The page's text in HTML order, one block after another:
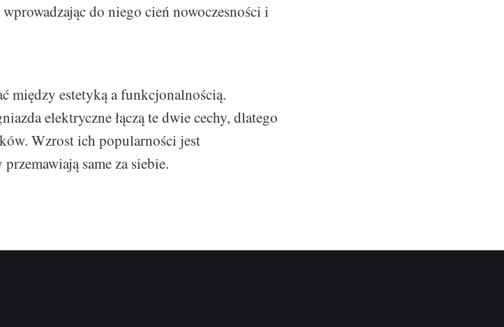
do niego cień nowoczesności i
między estetyką a funkcjonalnością.
elektryczne łączą te dwie cechy, dlatego
Wzrost ich popularności jest
same za siebie.